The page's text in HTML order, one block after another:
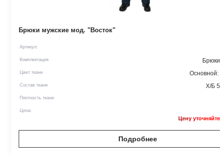
Брюки мужские мод. "Восток"
Артикул:
Комплектация
Цвет ткани Основной:
Состав ткани Х/Б
Плотность ткани
Цена:
Цену
Подробнее